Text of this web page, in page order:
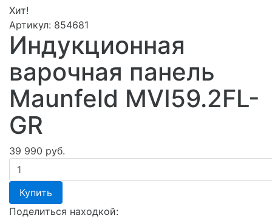
Хит!
Артикул: 854681
Индукционная
варочная панель
Maunfeld MVI59.2FL-
GR
39 990 руб.
Купить
Поделиться находкой: